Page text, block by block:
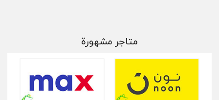
متاجر مشهورة